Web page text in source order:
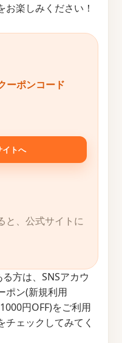
楽しみください！
ーポンコード
イトへ
と、公式サイトに
方は、SNSアカウ
ポン(新規利用
円OFF)をご利用
ェックしてみてく